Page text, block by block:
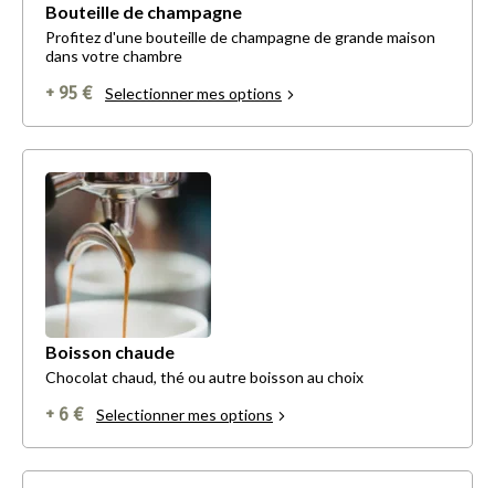
Bouteille de champagne
Profitez d'une bouteille de champagne de grande maison
dans votre chambre
+ 95 € Selectionner mes options
Boisson chaude
Chocolat chaud, thé ou autre boisson au choix
+ 6 € Selectionner mes options